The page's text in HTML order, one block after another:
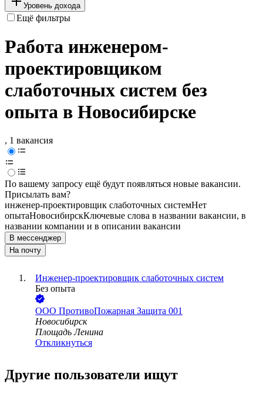
Уровень дохода
Ещё фильтры
Работа инженером-
проектировщиком
слаботочных систем без
опыта в Новосибирске
, 1 вакансия
По вашему запросу ещё будут появляться новые вакансии.
Присылать вам?
инженер-проектировщик слаботочных системНет
опытаНовосибирскКлючевые слова в названии вакансии, в
названии компании и в описании вакансии
В мессенджер
На почту
Инженер-проектировщик слаботочных систем
Без опыта
ООО ПротивоПожарная Защита 001
Новосибирск
Площадь Ленина
Откликнуться
Другие пользователи ищут